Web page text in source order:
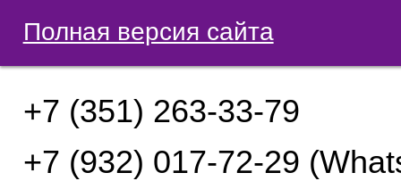
Полная версия сайта
+7 (351) 263-33-79
+7 (932) 017-72-29